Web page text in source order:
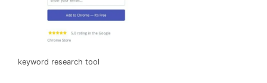
keyword research tool